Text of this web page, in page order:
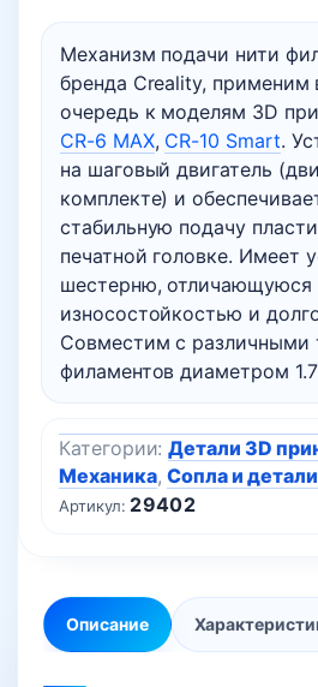
Механизм подачи нити
бренда Creality, применим
очередь к моделям 3D
CR-6 MAX, CR-10 Smart.
на шаговый двигатель
комплекте) и
стабильную подачу
печатной головке. Имеет
шестерню, отличающуюся
износостойкостью и
Совместим с различными
филаментов диаметром
Артикул: 29402
Категории:Детали 3D
Механика,Сопла и
Описание